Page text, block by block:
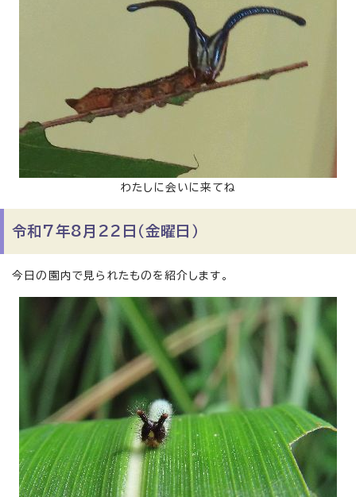
わたしに会いに来てね
令和7年8月22日（金曜日）
今日の園内で見られたものを紹介します。